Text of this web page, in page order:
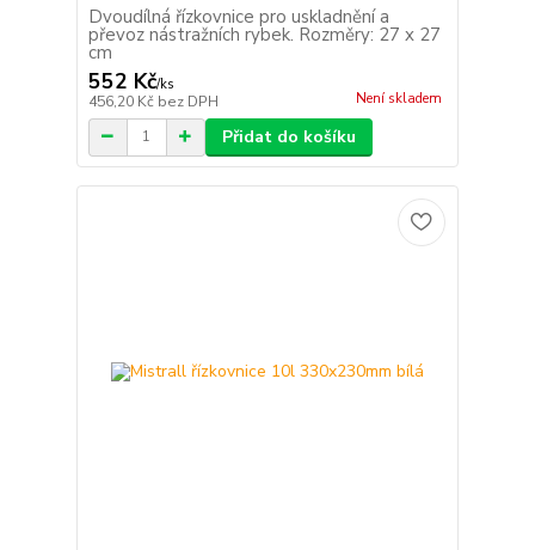
Dvoudílná řízkovnice pro uskladnění a
převoz nástražních rybek. Rozměry: 27 x 27
cm
552 Kč/ks
456,20 Kč bez DPH Není skladem
Přidat do košíku